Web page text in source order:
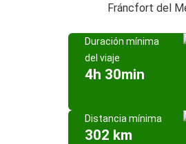
Fráncfort del
Duración mínima
del viaje
4h 30min
Distancia mínima
302 km